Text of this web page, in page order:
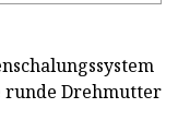
runde Drehmutter